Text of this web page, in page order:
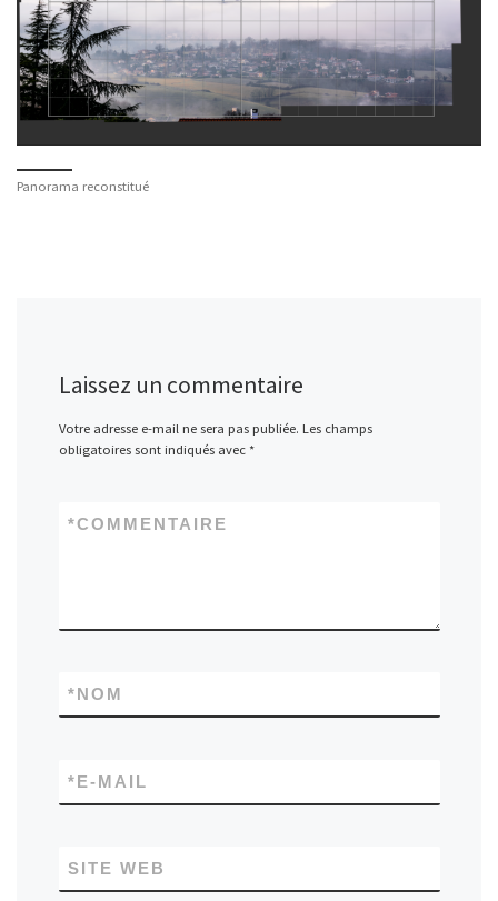
Panorama reconstitué
Laissez un commentaire
Votre adresse e-mail ne sera pas publiée. Les champs
obligatoires sont indiqués avec *
COMMENTAIRE
*
NOM
*
E-MAIL
*
SITE WEB